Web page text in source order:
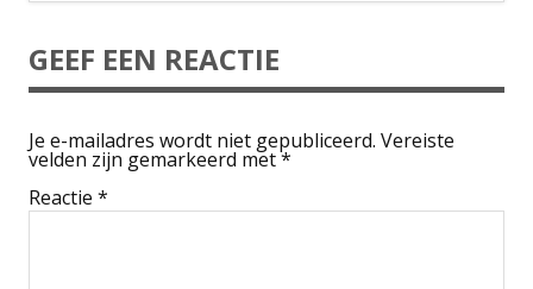
GEEF EEN REACTIE
Je e-mailadres wordt niet gepubliceerd. Vereiste
velden zijn gemarkeerd met*
Reactie *